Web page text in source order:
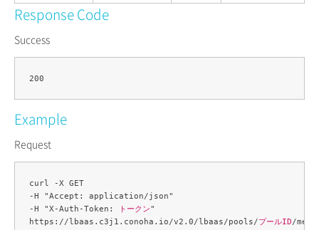
Response Code
Success
Example
Request
curl -X GET
-H "Accept: application/json"
-H "X-Auth-Token:
トークン"
https://lbaas.c3j1.conoha.io/v2.0/lbaas/pools/プールID